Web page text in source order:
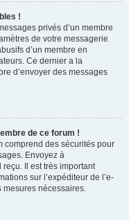
!
privés d’un membre
de votre messagerie
d’un membre en
Ce dernier a la
d’envoyer des messages
de ce forum !
comprend des sécurités pour
Envoyez à
reçu. Il est très important
sur l’expéditeur de l’e-
mesures nécessaires.